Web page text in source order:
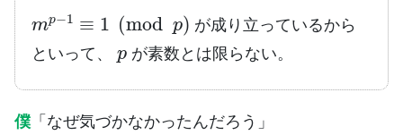
p − 1 mod p
が成り立っているから
といって、
p
が素数とは限らない。
僕 「なぜ気づかなかったんだろう」